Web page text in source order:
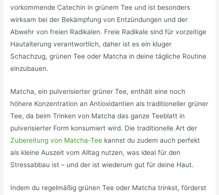
vorkommende Catechin in grünem Tee und ist besonders
wirksam bei der Bekämpfung von Entzündungen und der
Abwehr von freien Radikalen. Freie Radikale sind für vorzeitige
Hautalterung verantwortlich, daher ist es ein kluger
Schachzug, grünen Tee oder Matcha in deine tägliche Routine
einzubauen.
Matcha, ein pulverisierter grüner Tee, enthält eine noch
höhere Konzentration an Antioxidantien als traditioneller grüner
Tee, da beim Trinken von Matcha das ganze Teeblatt in
pulverisierter Form konsumiert wird. Die traditionelle Art der
Zubereitung von Matcha-Tee kannst du zudem auch perfekt
als kleine Auszeit vom Alltag nutzen, was ideal für den
Stressabbau ist – und der ist wiederum gut für deine Haut.
Indem du regelmäßig grünen Tee oder Matcha trinkst, förderst